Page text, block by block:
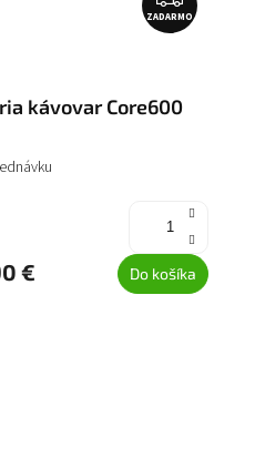
A
R
ZADARMO
kávovar Core600
€ Do košíka